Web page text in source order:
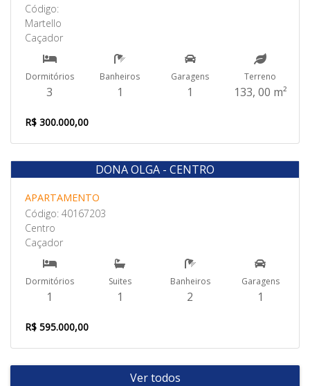
Código:
Martello
Caçador
Dormitórios
3
Banheiros
1
Garagens
1
Terreno
133, 00 m²
R$ 300.000,00
Venda
DONA OLGA - CENTRO
APARTAMENTO
Código: 40167203
Centro
Caçador
Dormitórios
1
Suites
1
Banheiros
2
Garagens
1
R$ 595.000,00
Ver todos